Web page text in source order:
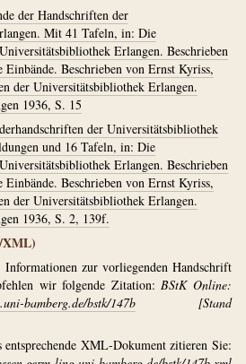
der Handschriften der
Mit 41 Tafeln, in: Die
Erlangen. Beschrieben
Beschrieben von Ernst Kyriss,
der Universitätsbibliothek Erlangen.
1936, S. 15
der Universitätsbibliothek
und 16 Tafeln, in: Die
Erlangen. Beschrieben
Beschrieben von Ernst Kyriss,
der Universitätsbibliothek Erlangen.
1936, S. 2, 139f.
zur vorliegenden Handschrift
wir folgende Zitation:BStK Online:
bamberg.de/bstk/147b [Stand
XML-Dokument zitieren Sie: